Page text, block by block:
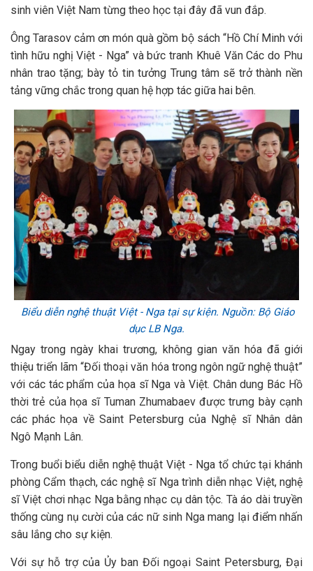
sinh viên Việt Nam từng theo học tại đây đã vun đắp.
Ông Tarasov cảm ơn món quà gồm bộ sách “Hồ Chí Minh với
tình hữu nghị Việt - Nga” và bức tranh Khuê Văn Các do Phu
nhân trao tặng; bày tỏ tin tưởng Trung tâm sẽ trở thành nền
tảng vững chắc trong quan hệ hợp tác giữa hai bên.
Biểu diễn nghệ thuật Việt - Nga tại sự kiện. Nguồn: Bộ Giáo
dục LB Nga.
Ngay trong ngày khai trương, không gian văn hóa đã giới
thiệu triển lãm “Đối thoại văn hóa trong ngôn ngữ nghệ thuật”
với các tác phẩm của họa sĩ Nga và Việt. Chân dung Bác Hồ
thời trẻ của họa sĩ Tuman Zhumabaev được trưng bày cạnh
các phác họa về Saint Petersburg của Nghệ sĩ Nhân dân
Ngô Mạnh Lân.
Trong buổi biểu diễn nghệ thuật Việt - Nga tổ chức tại khánh
phòng Cẩm thạch, các nghệ sĩ Nga trình diễn nhạc Việt, nghệ
sĩ Việt chơi nhạc Nga bằng nhạc cụ dân tộc. Tà áo dài truyền
thống cùng nụ cười của các nữ sinh Nga mang lại điểm nhấn
sâu lắng cho sự kiện.
Với sự hỗ trợ của Ủy ban Đối ngoại Saint Petersburg, Đại